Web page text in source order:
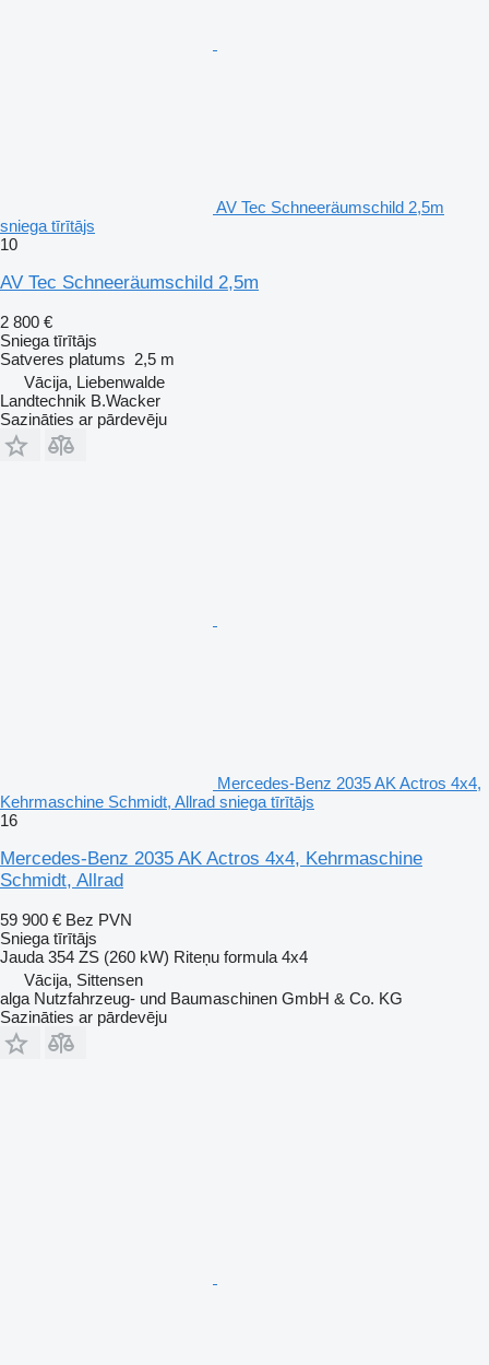
AV Tec Schneeräumschild 2,5m
sniega tīrītājs
10
AV Tec Schneeräumschild 2,5m
2 800 €
Sniega tīrītājs
Satveres platums 2,5 m
Vācija, Liebenwalde
Landtechnik B.Wacker
Sazināties ar pārdevēju
Mercedes-Benz 2035 AK Actros 4x4,
Kehrmaschine Schmidt, Allrad sniega tīrītājs
16
Mercedes-Benz 2035 AK Actros 4x4, Kehrmaschine
Schmidt, Allrad
59 900 € Bez PVN
Sniega tīrītājs
Jauda 354 ZS (260 kW) Riteņu formula 4x4
Vācija, Sittensen
alga Nutzfahrzeug- und Baumaschinen GmbH & Co. KG
Sazināties ar pārdevēju